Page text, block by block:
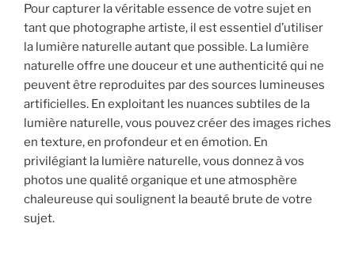
Pour capturer la véritable essence de votre sujet en
tant que photographe artiste, il est essentiel d’utiliser
la lumière naturelle autant que possible. La lumière
naturelle offre une douceur et une authenticité qui ne
peuvent être reproduites par des sources lumineuses
artificielles. En exploitant les nuances subtiles de la
lumière naturelle, vous pouvez créer des images riches
en texture, en profondeur et en émotion. En
privilégiant la lumière naturelle, vous donnez à vos
photos une qualité organique et une atmosphère
chaleureuse qui soulignent la beauté brute de votre
sujet.